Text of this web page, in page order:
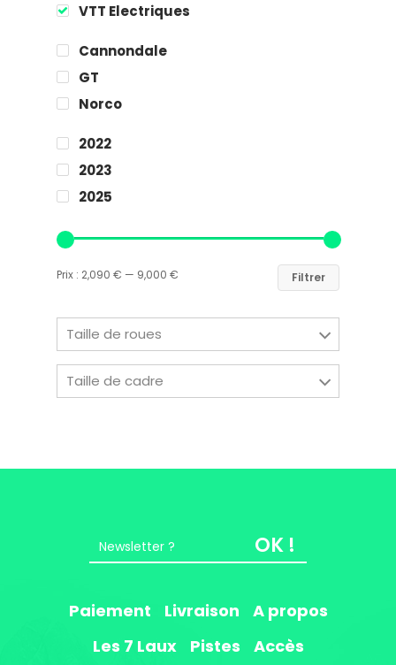
VTT Electriques
Cannondale
GT
Norco
2022
2023
2025
Filtrer
Prix : 2,090 € — 9,000 €
Taille de roues
Taille de cadre
OK !
Paiement Livraison
A propos
Les 7 Laux
Pistes Accès